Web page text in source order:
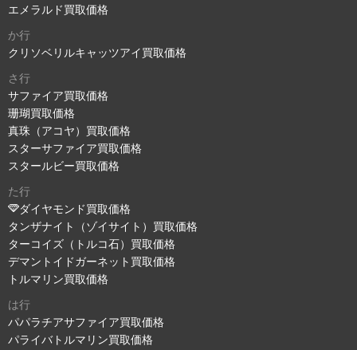
エメラルド買取価格
か行
クリソベリルキャッツアイ買取価格
さ行
サファイア買取価格
珊瑚買取価格
真珠（アコヤ）買取価格
スターサファイア買取価格
スタールビー買取価格
た行
ダイヤモンド買取価格
タンザナイト（ゾイサイト）買取価格
ターコイズ（トルコ石）買取価格
デマントイドガーネット買取価格
トルマリン買取価格
は行
パパラチアサファイア買取価格
パライバトルマリン買取価格